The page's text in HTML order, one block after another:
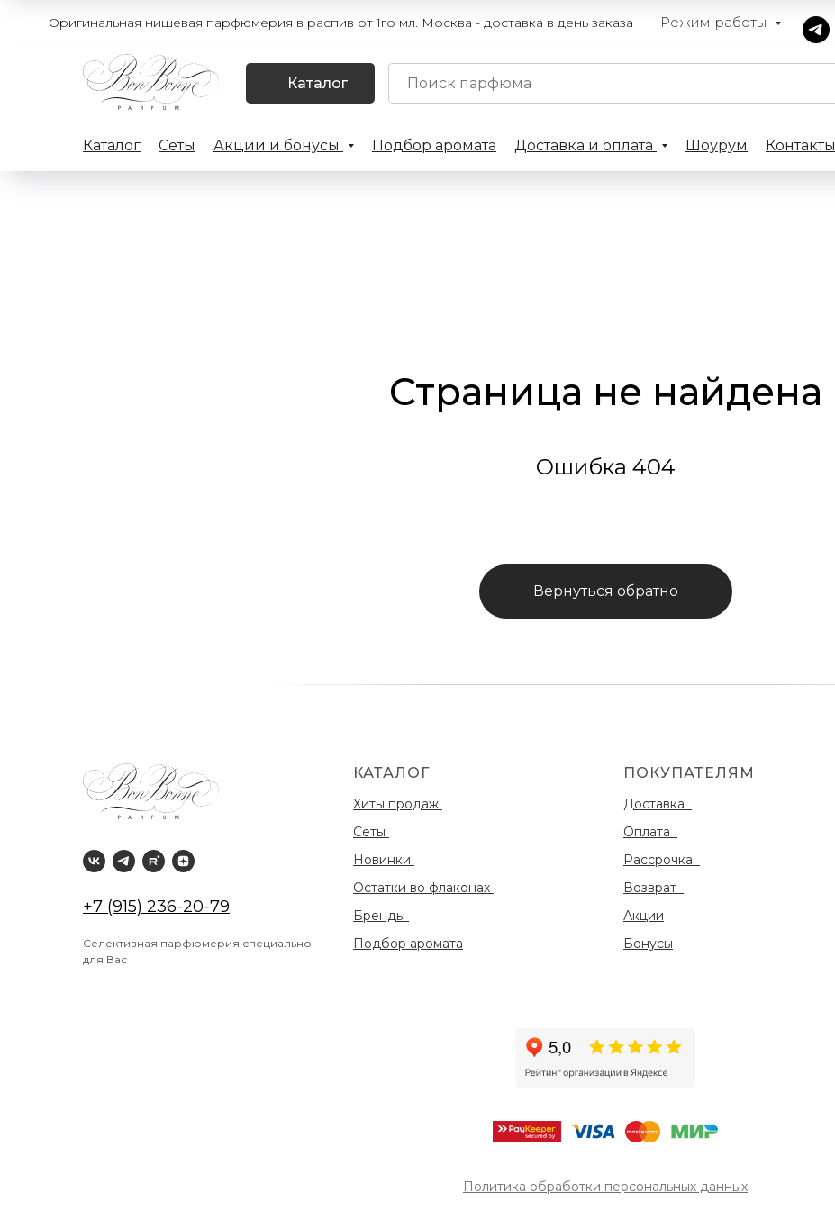
Оригинальная нишевая парфюмерия в распив от 1го мл. Москва - доставка в день заказа Режим работы
Каталог
Каталог Сеты Акции и бонусы Подбор аромата Доставка и оплата Шоурум Контакты
Страница не найдена
Ошибка 404
Вернуться обратно
+7 (915) 236-20-79
Селективная парфюмерия специально
для Вас
КАТАЛОГ
Хиты продаж
Сеты
Новинки
Остатки во флаконах
Бренды
Подбор аромата
ПОКУПАТЕЛЯМ
Доставка
Оплата
Рассрочка
Возврат
Акции
Бонусы
Политика обработки персональных данных